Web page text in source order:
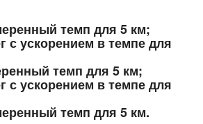
темп для 5 км;
с ускорением в темпе для
темп для 5 км;
с ускорением в темпе для
темп для 5 км.